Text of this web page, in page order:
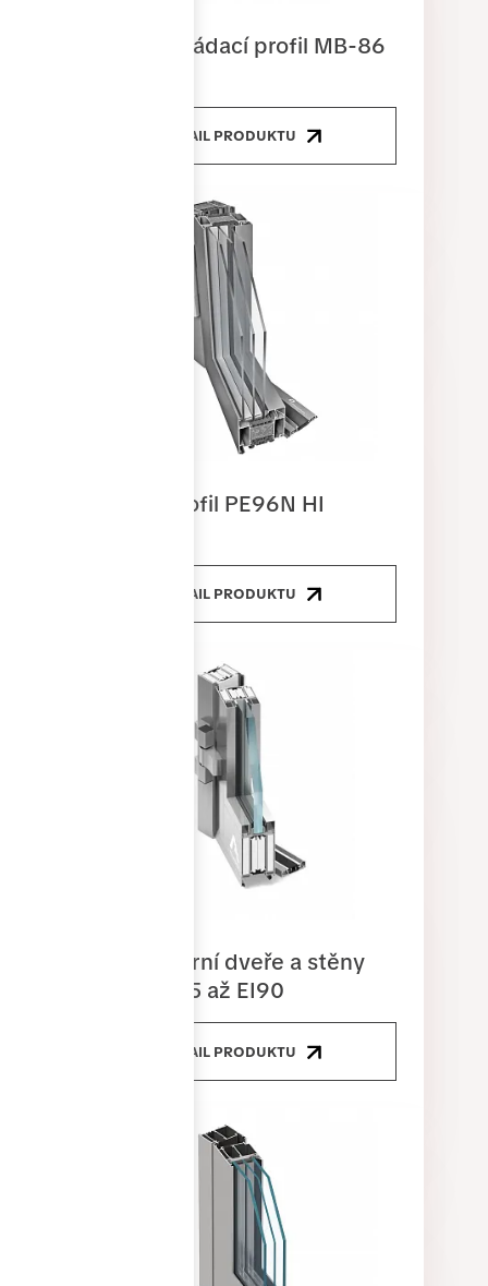
Dveřní skládací profil MB-86
DETAIL PRODUKTU
Dveřní profil PE96N HI
DETAIL PRODUKTU
Protipožární dveře a stěny
MB-78EI15 až EI90
DETAIL PRODUKTU